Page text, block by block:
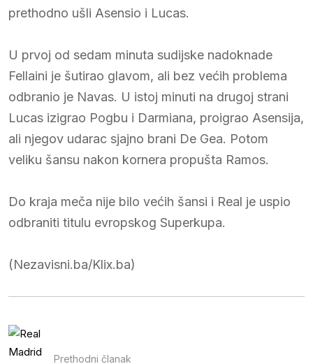
prethodno ušli Asensio i Lucas.
U prvoj od sedam minuta sudijske nadoknade
Fellaini je šutirao glavom, ali bez većih problema
odbranio je Navas. U istoj minuti na drugoj strani
Lucas izigrao Pogbu i Darmiana, proigrao Asensija,
ali njegov udarac sjajno brani De Gea. Potom
veliku šansu nakon kornera propušta Ramos.
Do kraja meča nije bilo većih šansi i Real je uspio
odbraniti titulu evropskog Superkupa.
(Nezavisni.ba/Klix.ba)
Prethodni članak